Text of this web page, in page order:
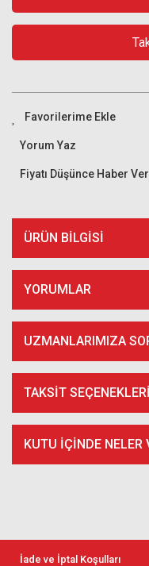
Yorum Yaz
Fiyatı Düşünce Haber Ver
ÜRÜN BILGISI
YORUMLAR
UZMANLARIMIZA
TAKSIT SEÇENEKLERI
KUTU İÇİNDE NELER
İade ve İptal Koşulları